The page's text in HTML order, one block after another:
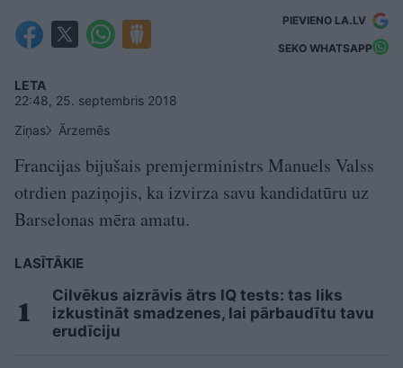
PIEVIENO LA.LV
SEKO WHATSAPP
LETA
22:48, 25. septembris 2018
Ziņas
Ārzemēs
Francijas bijušais premjerministrs Manuels Valss
otrdien paziņojis, ka izvirza savu kandidatūru uz
Barselonas mēra amatu.
LASĪTĀKIE
Cilvēkus aizrāvis ātrs IQ tests: tas liks
izkustināt smadzenes, lai pārbaudītu tavu
erudīciju